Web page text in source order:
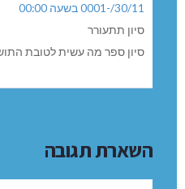
30/11/-0001 בשעה 00:00
סיון תתעורר
סיון ספר מה עשית לטובת
השארת תגובה
שם: